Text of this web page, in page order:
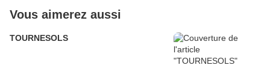
Vous aimerez aussi
TOURNESOLS